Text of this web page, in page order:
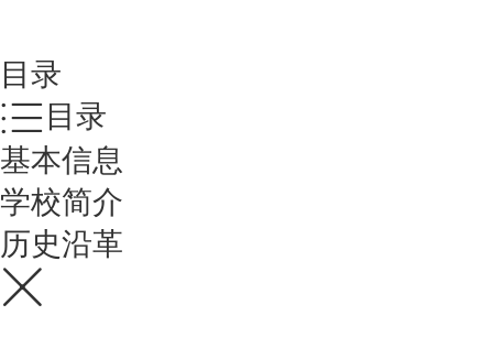
目录
目录
基本信息
学校简介
历史沿革